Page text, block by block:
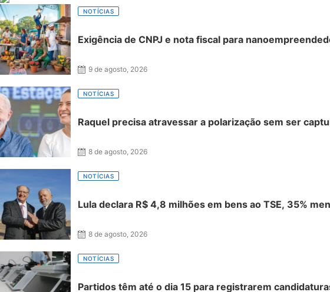
NOTÍCIAS
Exigência de CNPJ e nota fiscal para
9 de agosto, 2026
NOTÍCIAS
Raquel precisa atravessar a polarização sem ser
8 de agosto, 2026
NOTÍCIAS
Lula declara R$ 4,8 milhões em bens ao TSE, 35%
8 de agosto, 2026
NOTÍCIAS
Partidos têm até o dia 15 para registrarem